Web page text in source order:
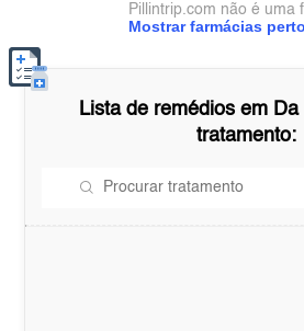
Mostrar farmácias
Pillintrip.com não é uma
Lista de remédios em
tratamento: